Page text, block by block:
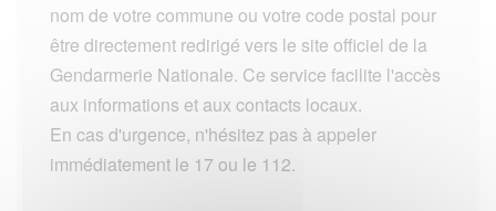
nom de votre commune ou votre code postal pour
être directement redirigé vers le site officiel de la
Gendarmerie Nationale. Ce service facilite l'accès
aux informations et aux contacts locaux.
En cas d'urgence, n'hésitez pas à appeler
immédiatement le 17 ou le 112.